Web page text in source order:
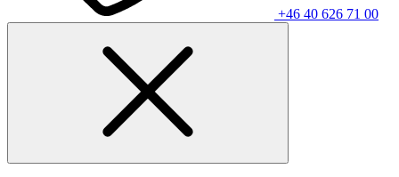
+46 40 626 71 00